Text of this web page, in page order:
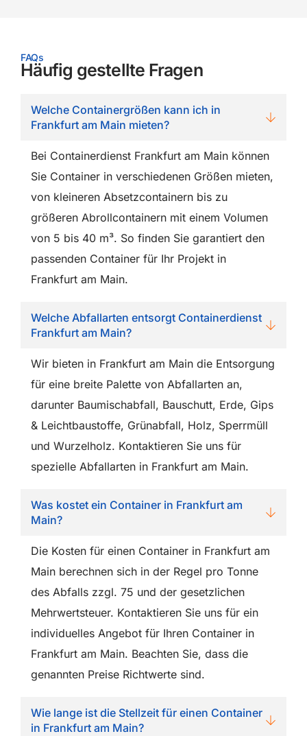
FAQs
Häufig gestellte Fragen
Welche Containergrößen kann ich in
Frankfurt am Main mieten?
Bei Containerdienst Frankfurt am Main können
Sie Container in verschiedenen Größen mieten,
von kleineren Absetzcontainern bis zu
größeren Abrollcontainern mit einem Volumen
von 5 bis 40 m³. So finden Sie garantiert den
passenden Container für Ihr Projekt in
Frankfurt am Main.
Welche Abfallarten entsorgt Containerdienst
Frankfurt am Main?
Wir bieten in Frankfurt am Main die Entsorgung
für eine breite Palette von Abfallarten an,
darunter Baumischabfall, Bauschutt, Erde, Gips
& Leichtbaustoffe, Grünabfall, Holz, Sperrmüll
und Wurzelholz. Kontaktieren Sie uns für
spezielle Abfallarten in Frankfurt am Main.
Was kostet ein Container in Frankfurt am
Main?
Die Kosten für einen Container in Frankfurt am
Main berechnen sich in der Regel pro Tonne
des Abfalls zzgl. 75 und der gesetzlichen
Mehrwertsteuer. Kontaktieren Sie uns für ein
individuelles Angebot für Ihren Container in
Frankfurt am Main. Beachten Sie, dass die
genannten Preise Richtwerte sind.
Wie lange ist die Stellzeit für einen Container
in Frankfurt am Main?